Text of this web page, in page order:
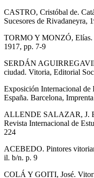
CASTRO, Cristóbal de.
Sucesores de Rivadaneyra,
TORMO Y MONZÓ, Elías.
1917, pp. 7-9
SERDÁN
ciudad. Vitoria, Editorial
Exposición Internacional de
España. Barcelona,
ALLENDE SALAZAR, J.
Revista Internacional de
224
ACEBEDO. Pintores
il. b/n. p. 9
COLÁ Y GOITI, José.